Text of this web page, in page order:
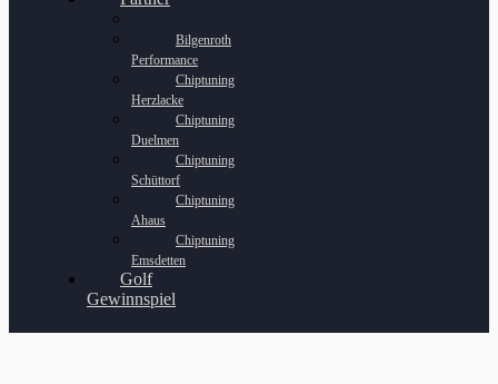
Bilgenroth
Performance
Chiptuning
Herzlacke
Chiptuning
Duelmen
Chiptuning
Schüttorf
Chiptuning
Ahaus
Chiptuning
Emsdetten
Golf
Gewinnspiel